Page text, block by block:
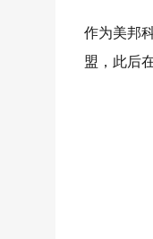
作为美邦
盟，此后